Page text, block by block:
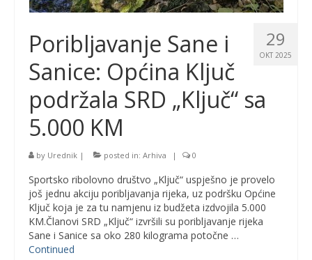
29
OKT 2025
Poribljavanje Sane i
Sanice: Općina Ključ
podržala SRD „Ključ“ sa
5.000 KM
by Urednik | posted in: Arhiva | 0
Sportsko ribolovno društvo „Ključ“ uspješno je provelo
još jednu akciju poribljavanja rijeka, uz podršku Općine
Ključ koja je za tu namjenu iz budžeta izdvojila 5.000
KM.Članovi SRD „Ključ“ izvršili su poribljavanje rijeka
Sane i Sanice sa oko 280 kilograma potočne …
Continued